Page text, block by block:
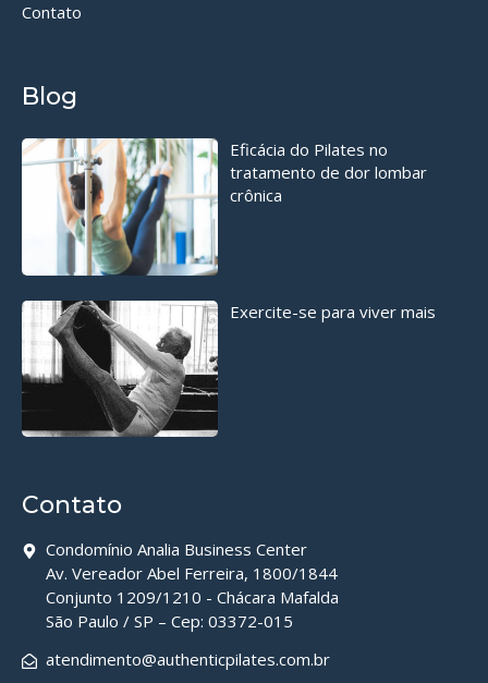
Contato
Blog
Eficácia do Pilates no
tratamento de dor lombar
crônica
Exercite-se para viver mais
Contato
Condomínio Analia Business Center
Av. Vereador Abel Ferreira, 1800/1844
Conjunto 1209/1210 - Chácara Mafalda
São Paulo / SP – Cep: 03372-015
atendimento@authenticpilates.com.br